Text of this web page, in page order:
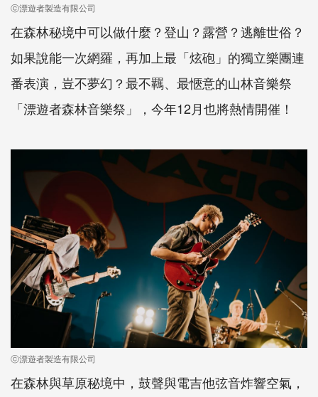
ⓒ漂遊者製造有限公司
在森林秘境中可以做什麼？登山？露營？逃離世俗？
如果說能一次網羅，再加上最「炫砲」的獨立樂團連
番表演，豈不夢幻？最不羈、最愜意的山林音樂祭
「漂遊者森林音樂祭」，今年12月也將熱情開催！
ⓒ漂遊者製造有限公司
在森林與草原秘境中，鼓聲與電吉他弦音炸響空氣，